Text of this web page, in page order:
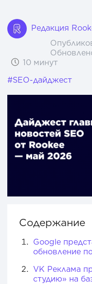
Редакция
10 минут
#SEO-дайджест
Содержание
Google
обновление
VK Реклама
студию» на